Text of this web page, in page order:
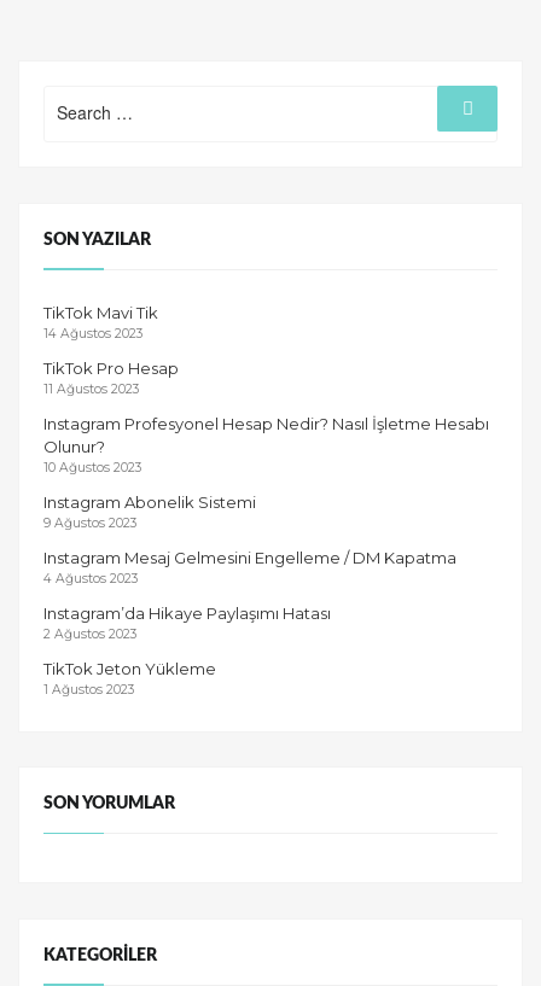
for:
Search
SON YAZILAR
TikTok Mavi Tik
14 Ağustos 2023
TikTok Pro Hesap
11 Ağustos 2023
Instagram Profesyonel Hesap Nedir? Nasıl İşletme Hesabı
Olunur?
10 Ağustos 2023
Instagram Abonelik Sistemi
9 Ağustos 2023
Instagram Mesaj Gelmesini Engelleme / DM Kapatma
4 Ağustos 2023
Instagram’da Hikaye Paylaşımı Hatası
2 Ağustos 2023
TikTok Jeton Yükleme
1 Ağustos 2023
SON YORUMLAR
KATEGORILER